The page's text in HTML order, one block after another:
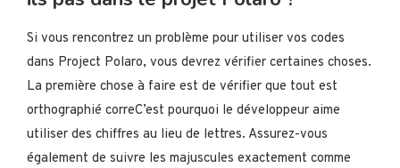
Si vous rencontrez un problème pour utiliser vos codes
dans Project Polaro, vous devrez vérifier certaines choses.
La première chose à faire est de vérifier que tout est
orthographié correC’est pourquoi le développeur aime
utiliser des chiffres au lieu de lettres. Assurez-vous
également de suivre les majuscules exactement comme